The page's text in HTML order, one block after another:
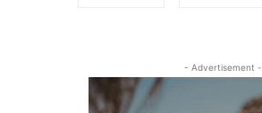
- Advertisement -